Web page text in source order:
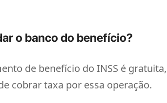
o banco do benefício?
de benefício do INSS é
cobrar taxa por essa operação.